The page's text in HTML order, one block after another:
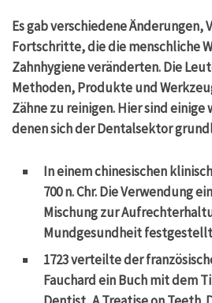
Es gab verschiedene Änderungen,
Fortschritte, die die menschliche
Zahnhygiene veränderten. Die
Methoden, Produkte und
Zähne zu reinigen. Hier sind einige
denen sich der Dentalsektor
In einem chinesischen
700 n. Chr. Die Verwendung
Mischung zur
Mundgesundheit
1723 verteilte der
Fauchard ein Buch mit dem